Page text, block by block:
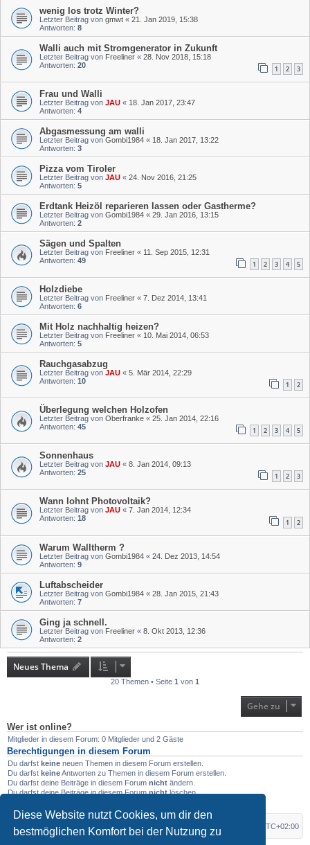
Diese Website nutzt Cookies, um dir den
bestmöglichen Komfort bei der Nutzung zu
wenig los trotz Winter?
Letzter Beitrag von gmwt « 21. Jan 2019, 15:38
Antworten: 8
Walli auch mit Stromgenerator in Zukunft
Letzter Beitrag von Freeliner « 28. Nov 2018, 15:18
Antworten: 20 1 2 3
Frau und Walli
Letzter Beitrag von JAU « 18. Jan 2017, 23:47
Antworten: 4
Abgasmessung am walli
Letzter Beitrag von Gombi1984 « 18. Jan 2017, 13:22
Antworten: 3
Pizza vom Tiroler
Letzter Beitrag von JAU « 24. Nov 2016, 21:25
Antworten: 5
Erdtank Heizöl reparieren lassen oder Gastherme?
Letzter Beitrag von Gombi1984 « 29. Jan 2016, 13:15
Antworten: 2
Sägen und Spalten
Letzter Beitrag von Freeliner « 11. Sep 2015, 12:31
Antworten: 49 1 2 3 4 5
Holzdiebe
Letzter Beitrag von Freeliner « 7. Dez 2014, 13:41
Antworten: 6
Mit Holz nachhaltig heizen?
Letzter Beitrag von Freeliner « 10. Mai 2014, 06:53
Antworten: 5
Rauchgasabzug
Letzter Beitrag von JAU « 5. Mär 2014, 22:29
Antworten: 10 1 2
Überlegung welchen Holzofen
Letzter Beitrag von Oberfranke « 25. Jan 2014, 22:16
Antworten: 45 1 2 3 4 5
Sonnenhaus
Letzter Beitrag von JAU « 8. Jan 2014, 09:13
Antworten: 25 1 2 3
Wann lohnt Photovoltaik?
Letzter Beitrag von JAU « 7. Jan 2014, 12:34
Antworten: 18 1 2
Warum Walltherm ?
Letzter Beitrag von Gombi1984 « 24. Dez 2013, 14:54
Antworten: 9
Luftabscheider
Letzter Beitrag von Gombi1984 « 28. Jan 2015, 21:43
Antworten: 7
Ging ja schnell.
Letzter Beitrag von Freeliner « 8. Okt 2013, 12:36
Antworten: 2
Neues Thema
20 Themen • Seite 1 von 1
Gehe zu
Wer ist online?
Mitglieder in diesem Forum: 0 Mitglieder und 2 Gäste
Berechtigungen in diesem Forum
Du darfst keine neuen Themen in diesem Forum erstellen.
Du darfst keineAntworten zu Themen in diesem Forum erstellen.
Du darfst deine Beiträge in diesem Forum nicht ändern.
Du darfst deine Beiträge in diesem Forumnichtlöschen.
Foren-Übersicht UTC+02:00